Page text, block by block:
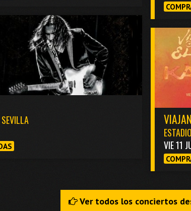
VIE 11
Ver todos los conciertos